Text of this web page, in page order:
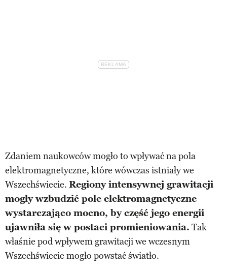
Zdaniem naukowców mogło to wpływać na pola
elektromagnetyczne, które wówczas istniały we
Wszechświecie. Regiony intensywnej grawitacji
mogły wzbudzić pole elektromagnetyczne
wystarczająco mocno, by część jego energii
ujawniła się w postaci promieniowania. Tak
właśnie pod wpływem grawitacji we wczesnym
Wszechświecie mogło powstać światło.